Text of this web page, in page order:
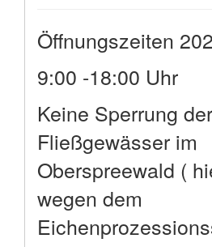
Öffnungszeiten
9:00 -18:00 Uhr
Keine Sperrung der
Fließgewässer im
Oberspreewald (
wegen dem